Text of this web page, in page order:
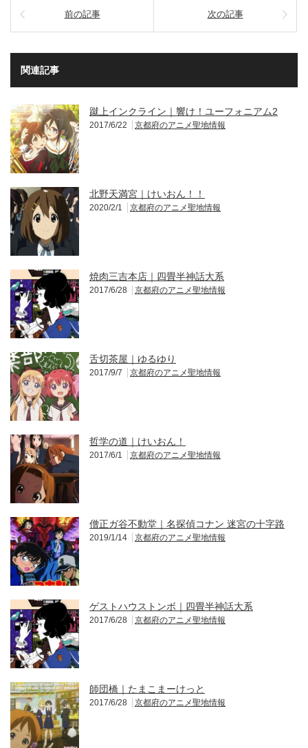
前の記事 次の記事
関連記事
蹴上インクライン｜響け！ユーフォニアム2
2017/6/22 京都府のアニメ聖地情報
北野天満宮｜けいおん！！
2020/2/1 京都府のアニメ聖地情報
焼肉三吉本店｜四畳半神話大系
2017/6/28 京都府のアニメ聖地情報
舌切茶屋｜ゆるゆり
2017/9/7 京都府のアニメ聖地情報
哲学の道｜けいおん！
2017/6/1 京都府のアニメ聖地情報
僧正ガ谷不動堂｜名探偵コナン 迷宮の十字路
2019/1/14 京都府のアニメ聖地情報
ゲストハウストンボ｜四畳半神話大系
2017/6/28 京都府のアニメ聖地情報
師団橋｜たまこまーけっと
2017/6/28 京都府のアニメ聖地情報